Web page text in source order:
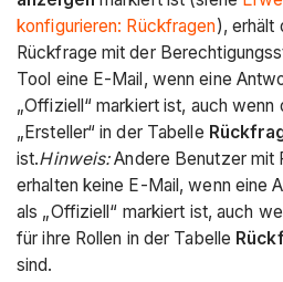
konfigurieren: Rückfragen), erhält
Rückfrage mit der
Tool eine E-Mail, wenn eine
„Offiziell“ markiert ist, auch wenn
„Ersteller“ in der Tabelle
ist.Hinweis:Andere Benutzer mit
erhalten keine E-Mail, wenn eine
als „Offiziell“ markiert ist, auch
für ihre Rollen in der Tabelle
sind.